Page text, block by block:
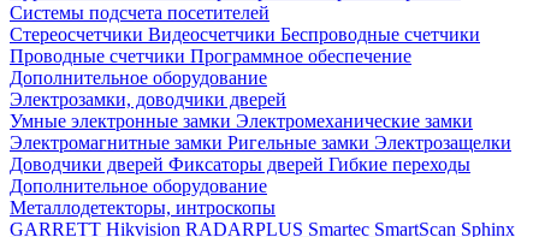
Системы подсчета посетителей
Стереосчетчики Видеосчетчики Беспроводные счетчики
Проводные счетчики Программное обеспечение
Дополнительное оборудование
Электрозамки, доводчики дверей
Умные электронные замки Электромеханические замки
Электромагнитные замки Ригельные замки Электрозащелки
Доводчики дверей Фиксаторы дверей Гибкие переходы
Дополнительное оборудование
Металлодетекторы, интроскопы
GARRETT Hikvision RADARPLUS Smartec SmartScan Sphinx